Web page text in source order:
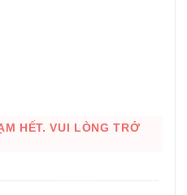
HẾT. VUI LÒNG TRỞ